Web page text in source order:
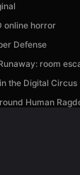
online horror
Defense
room
the Digital Circus
Human